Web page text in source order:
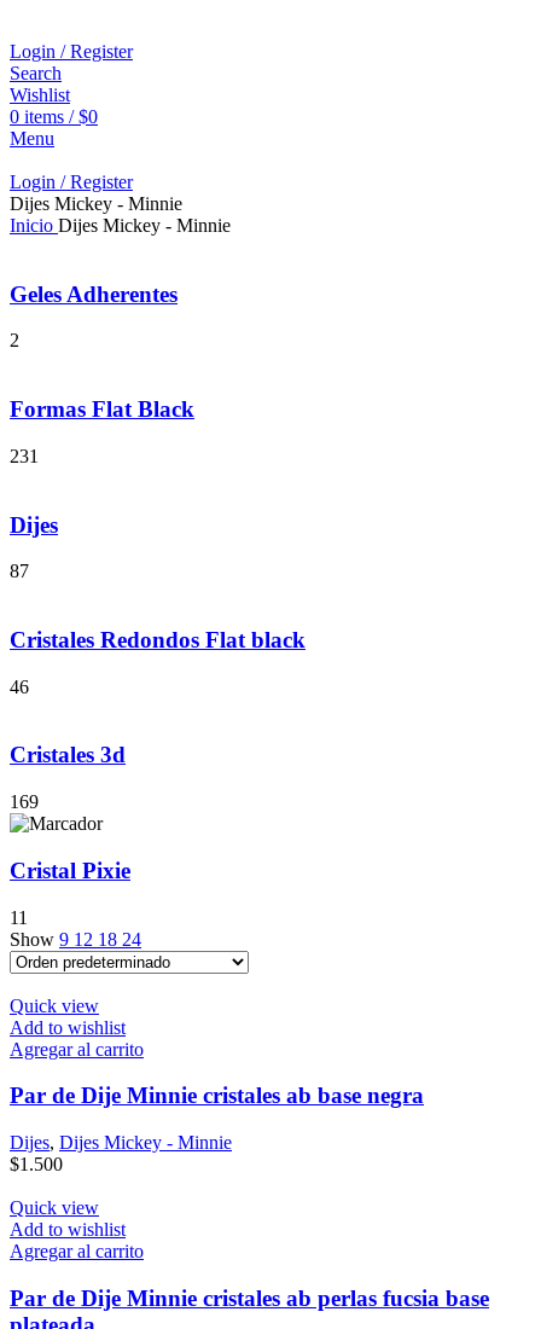
Login / Register
Search
Wishlist
0 items / $0
Menu
Login / Register
Dijes Mickey - Minnie
Inicio Dijes Mickey - Minnie
Geles Adherentes
2
Formas Flat Black
231
Dijes
87
Cristales Redondos Flat black
46
Cristales 3d
169
Cristal Pixie
11
Show 9 12 18 24
Quick view
Add to wishlist
Agregar al carrito
Par de Dije Minnie cristales ab base negra
Dijes, Dijes Mickey - Minnie
$1.500
Quick view
Add to wishlist
Agregar al carrito
Par de Dije Minnie cristales ab perlas fucsia base